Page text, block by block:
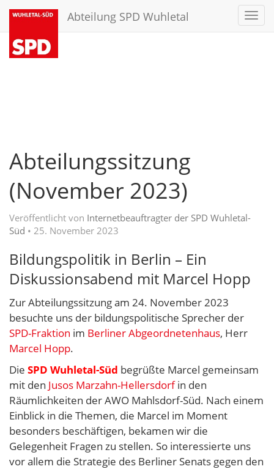
Abteilung SPD Wuhletal
Abteilungssitzung
(November 2023)
Veröffentlicht von Internetbeauftragter der SPD Wuhletal-
Süd • 25. November 2023
Bildungspolitik in Berlin – Ein
Diskussionsabend mit Marcel Hopp
Zur Abteilungssitzung am 24. November 2023
besuchte uns der bildungspolitische Sprecher der
SPD-Fraktion im Berliner Abgeordnetenhaus, Herr
Marcel Hopp.
Die SPD Wuhletal-Süd begrüßte Marcel gemeinsam
mit den Jusos Marzahn-Hellersdorfin den
Räumlichkeiten der AWO Mahlsdorf-Süd. Nach einem
Einblick in die Themen, die Marcel im Moment
besonders beschäftigen, bekamen wir die
Gelegenheit Fragen zu stellen. So interessierte uns
vor allem die Strategie des Berliner Senats gegen den